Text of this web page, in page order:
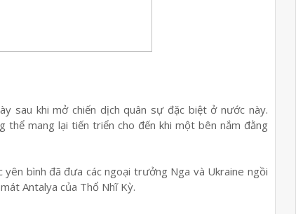
sau khi mở chiến dịch quân sự đặc biệt ở nước này.
thể mang lại tiến triển cho đến khi một bên nắm đằng
bình đã đưa các ngoại trưởng Nga và Ukraine ngồi
Antalya của Thổ Nhĩ Kỳ.